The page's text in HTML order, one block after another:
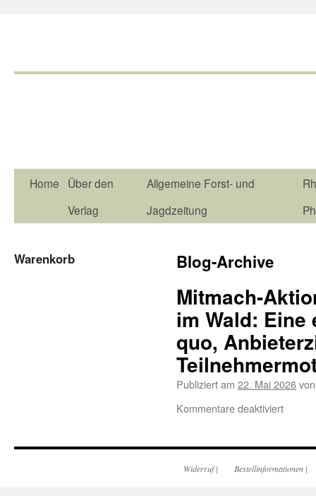
Home
Über den
Verlag
Allgemeine Forst- und
Jagdzeitung
Blog-Archive
Mitmach-
im Wald:
quo,
Publiziert am 22. Mai 2026von
Kommentare deaktiviert
Warenkorb
Widerruf| Bestellinformationen |